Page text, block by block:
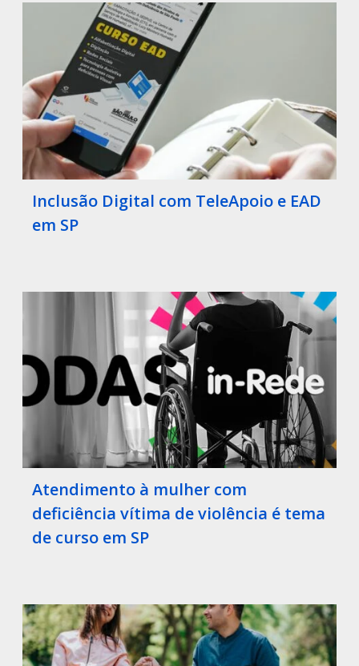
Inclusão Digital com TeleApoio e EAD
em SP
Atendimento à mulher com
deficiência vítima de violência é tema
de curso em SP